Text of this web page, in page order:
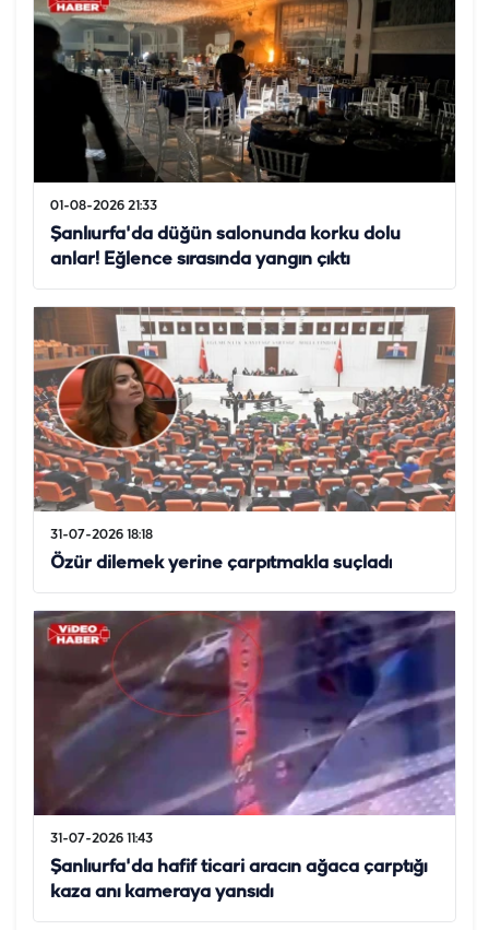
01-08-2026 21:33
Şanlıurfa'da düğün salonunda korku dolu
anlar! Eğlence sırasında yangın çıktı
31-07-2026 18:18
Özür dilemek yerine çarpıtmakla suçladı
31-07-2026 11:43
Şanlıurfa'da hafif ticari aracın ağaca çarptığı
kaza anı kameraya yansıdı